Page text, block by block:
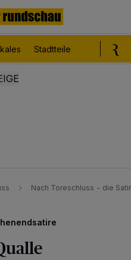
Stadtteile
Nach Toreschluss - die